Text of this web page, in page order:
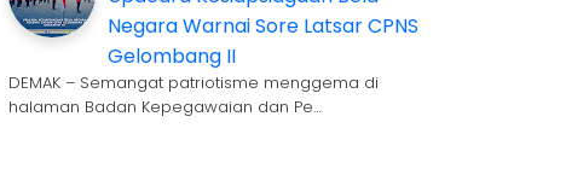
Negara Warnai Sore Latsar CPNS
Gelombang II
DEMAK – Semangat patriotisme menggema di
halaman Badan Kepegawaian dan Pe…